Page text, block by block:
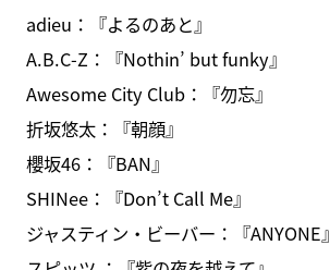
adieu：『よるのあと』
A.B.C-Z：『Nothin’ but funky』
Awesome City Club：『勿忘』
折坂悠太：『朝顔』
櫻坂46：『BAN』
SHINee：『Don’t Call Me』
ジャスティン・ビーバー：『ANYONE』